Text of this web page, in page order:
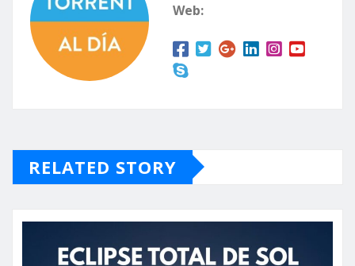
Web:
RELATED STORY